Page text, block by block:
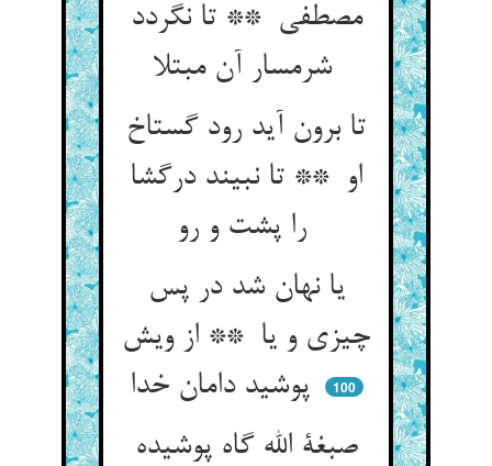
مصطفی ** تا نگردد
شرمسار آن مبتلا
تا برون آید رود گستاخ
او ** تا نبیند درگشا
یا نهان شد در پس
چیزی و یا ** از ویش
پوشید دامان خدا
100
صبغة الله گاه پوشیده